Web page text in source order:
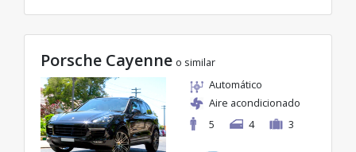
Porsche Cayenne o similar
Automático
Aire acondicionado
5
4 3